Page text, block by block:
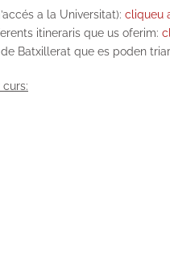
a la Universitat): cliqueu
itineraris que us oferim:
Batxillerat que es poden